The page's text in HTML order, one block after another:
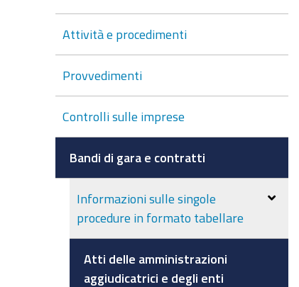
Attività e procedimenti
Provvedimenti
Controlli sulle imprese
Bandi di gara e contratti
Informazioni sulle singole
procedure in formato tabellare
Atti delle amministrazioni
aggiudicatrici e degli enti